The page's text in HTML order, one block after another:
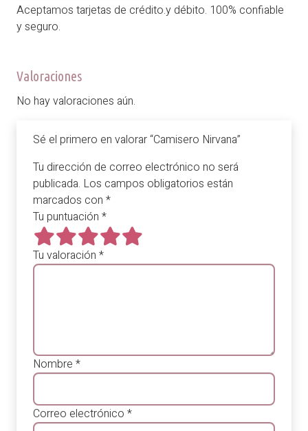
Aceptamos tarjetas de crédito.y débito. 100% confiable
y seguro.
Valoraciones
No hay valoraciones aún.
Sé el primero en valorar “Camisero Nirvana”
Tu dirección de correo electrónico no será
publicada. Los campos obligatorios están
marcados con *
Tu puntuación *
Tu valoración *
Nombre *
Correo electrónico *